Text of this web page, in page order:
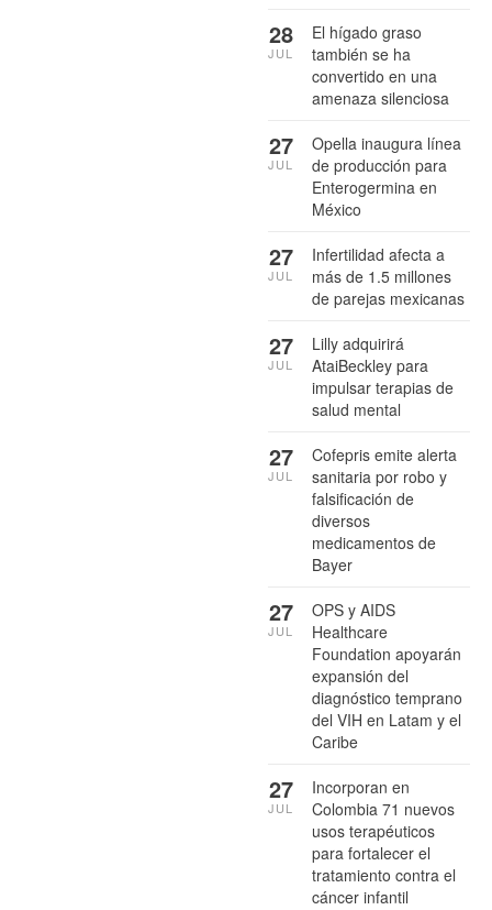
El hígado graso
también se ha
convertido en una
amenaza silenciosa
28
JUL
Opella inaugura línea
de producción para
Enterogermina en
México
27
JUL
Infertilidad afecta a
más de 1.5 millones
de parejas mexicanas
27
JUL
Lilly adquirirá
AtaiBeckley para
impulsar terapias de
salud mental
27
JUL
Cofepris emite alerta
sanitaria por robo y
falsificación de
diversos
medicamentos de
Bayer
27
JUL
OPS y AIDS
Healthcare
Foundation apoyarán
expansión del
diagnóstico temprano
del VIH en Latam y el
Caribe
27
JUL
Incorporan en
Colombia 71 nuevos
usos terapéuticos
para fortalecer el
tratamiento contra el
cáncer infantil
27
JUL